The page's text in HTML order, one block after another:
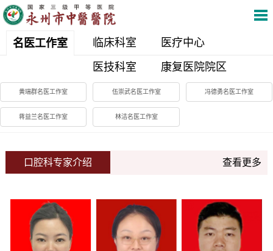
名医工作室 临床科室
医疗中心
医技科室
康复医院院区
黄瑞群名医工作室 伍崇武名医工作室 冯德勇名医工作室
蒋益兰名医工作室 林洁名医工作室
口腔科专家介绍 查看更多